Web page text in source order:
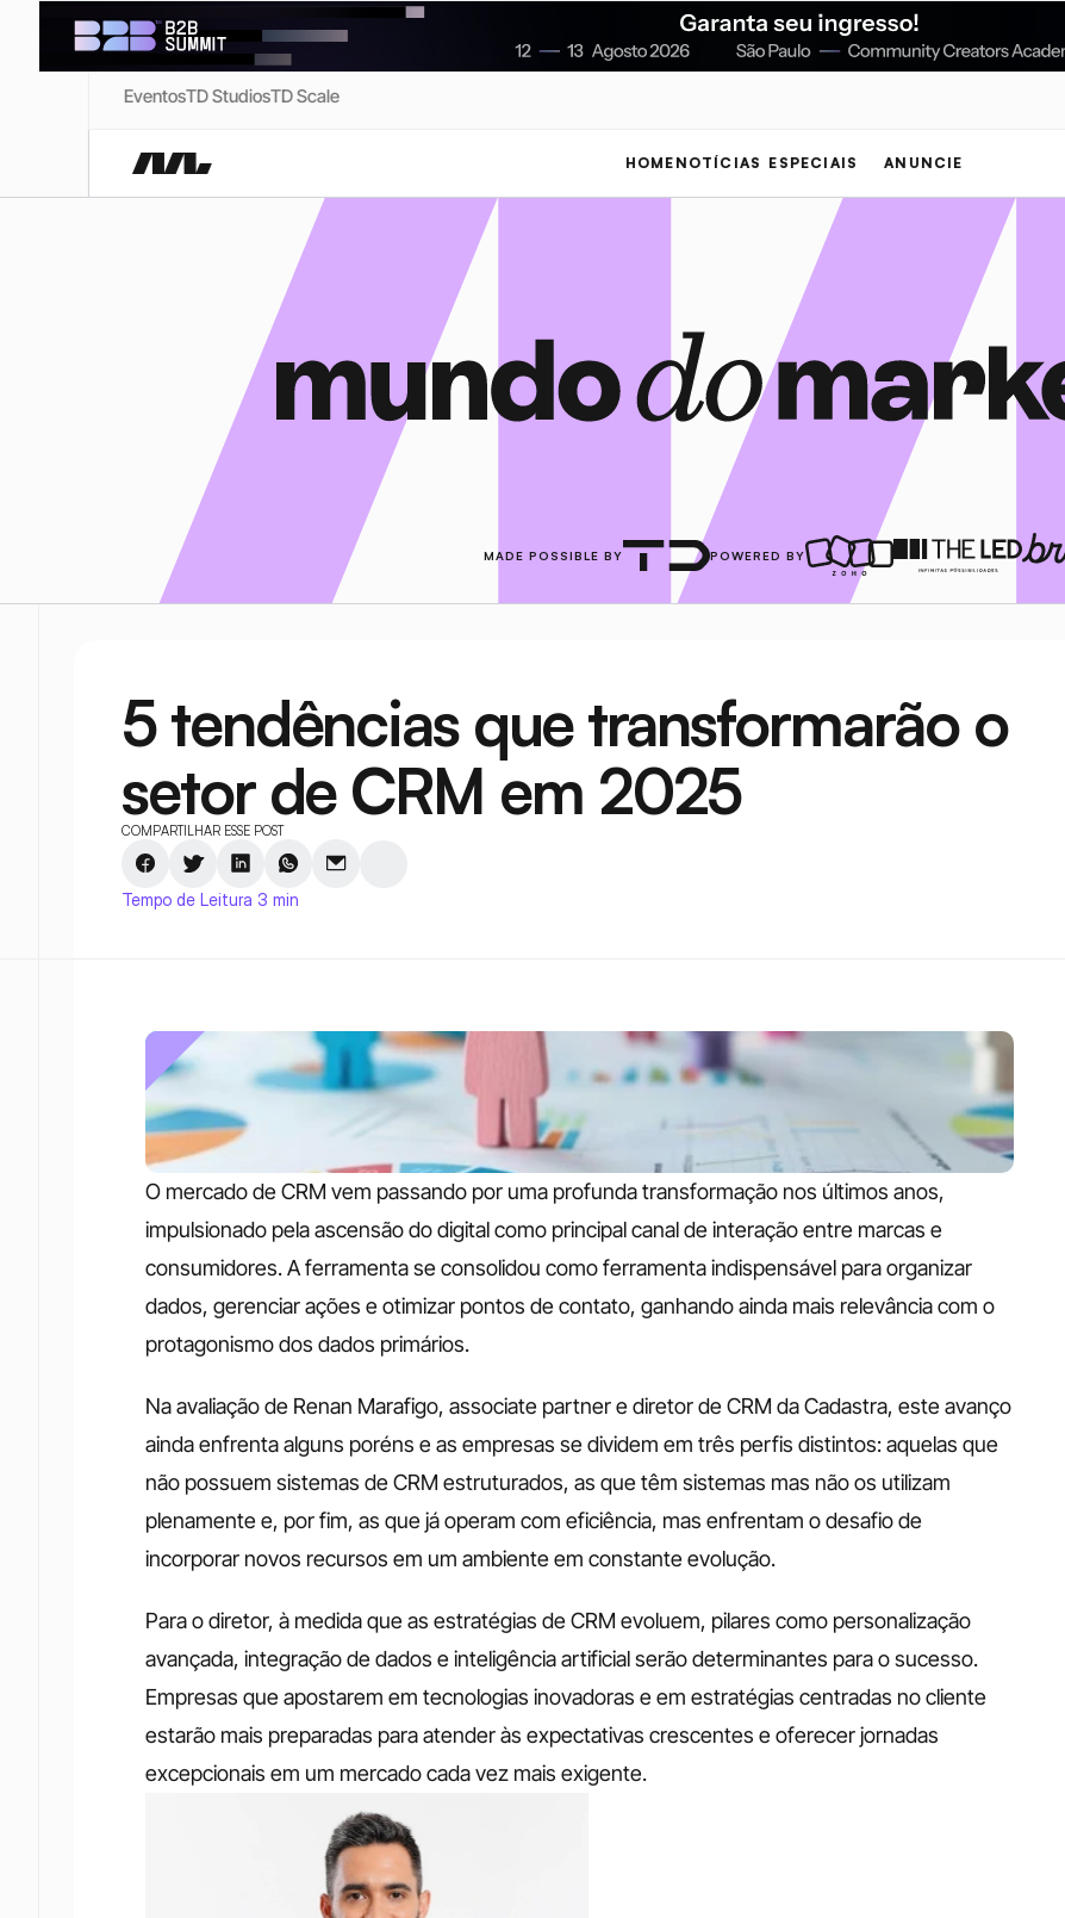
EventosTD StudiosTD Scale
HOME NOTÍCIAS ESPECIAIS ANUNCIE
MADE POSSIBLE BY POWERED BY
5 tendências que transformarão o
setor de CRM em 2025
COMPARTILHAR ESSE POST
Tempo de Leitura 3 min
O mercado de CRM vem passando por uma profunda transformação nos últimos anos,
impulsionado pela ascensão do digital como principal canal de interação entre marcas e
consumidores. A ferramenta se consolidou como ferramenta indispensável para organizar
dados, gerenciar ações e otimizar pontos de contato, ganhando ainda mais relevância com o
protagonismo dos dados primários.
Na avaliação de Renan Marafigo, associate partner e diretor de CRM da Cadastra, este avanço
ainda enfrenta alguns poréns e as empresas se dividem em três perfis distintos: aquelas que
não possuem sistemas de CRM estruturados, as que têm sistemas mas não os utilizam
plenamente e, por fim, as que já operam com eficiência, mas enfrentam o desafio de
incorporar novos recursos em um ambiente em constante evolução.
Para o diretor, à medida que as estratégias de CRM evoluem, pilares como personalização
avançada, integração de dados e inteligência artificial serão determinantes para o sucesso.
Empresas que apostarem em tecnologias inovadoras e em estratégias centradas no cliente
estarão mais preparadas para atender às expectativas crescentes e oferecer jornadas
excepcionais em um mercado cada vez mais exigente.